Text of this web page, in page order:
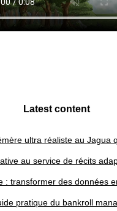
Latest content
ultra réaliste au Jagua
au service de récits
: transformer des données
pratique du bankroll